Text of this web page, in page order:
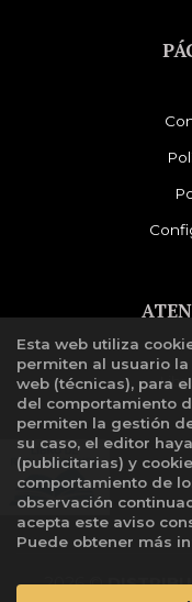
2026 ©
Esta web utiliza
permiten al usuario
web (técnicas), para
del comportamiento
permiten la gestión
su caso, el editor
(publicitarias) y
comportamiento de
observación
acepta este aviso
Puede obtener más